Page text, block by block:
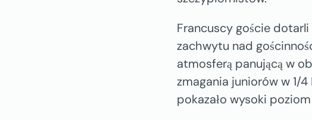
Francuscy goście
zachwytu nad
atmosferą panującą w
zmagania juniorów w 1/
pokazało wysoki